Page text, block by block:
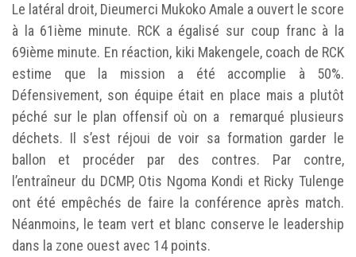
Le latéral droit, Dieumerci Mukoko Amale a ouvert le score
à la 61ième minute. RCK a égalisé sur coup franc à la
69ième minute. En réaction, kiki Makengele, coach de RCK
estime que la mission a été accomplie à 50%.
Défensivement, son équipe était en place mais a plutôt
péché sur le plan offensif où on a remarqué plusieurs
déchets. Il s’est réjoui de voir sa formation garder le
ballon et procéder par des contres. Par contre,
l’entraîneur du DCMP, Otis Ngoma Kondi et Ricky Tulenge
ont été empêchés de faire la conférence après match.
Néanmoins, le team vert et blanc conserve le leadership
dans la zone ouest avec 14 points.